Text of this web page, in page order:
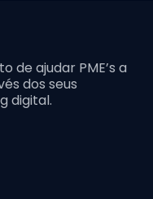
de ajudar PME’s a
dos seus
digital.